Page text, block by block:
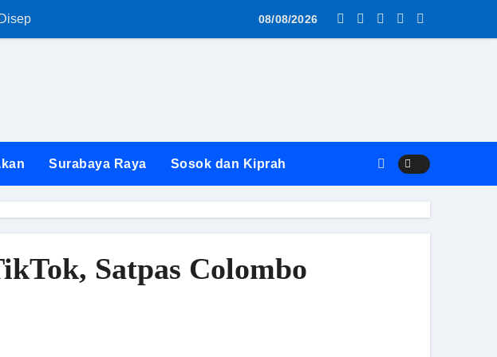
Lewat Jalur Hukum
FKKS Jatim Ngamuk! Penanganan Laporan Pungli Disdik Butuh 14 Hari:
08/08/2026
Surabaya Raya Sosok dan Kiprah
Satpas Colombo